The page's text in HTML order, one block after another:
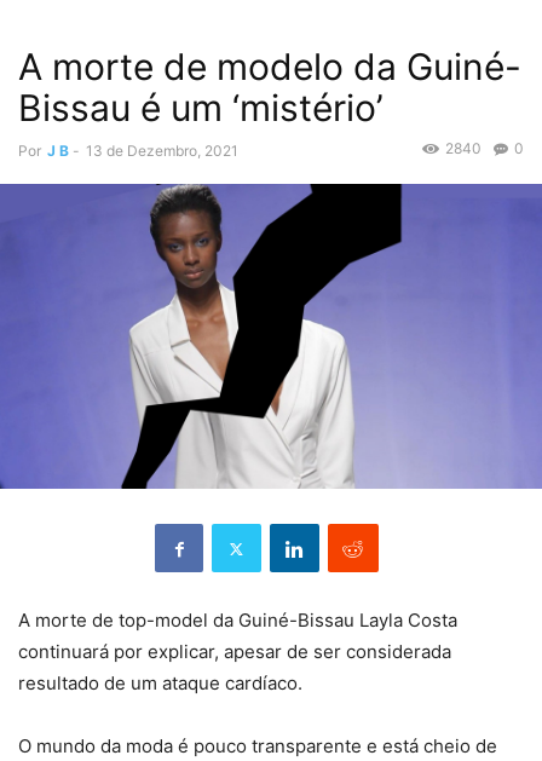
A morte de modelo da Guiné-
Bissau é um ‘mistério’
Por J B - 13 de Dezembro, 2021 0
2840
A morte de top-model da Guiné-Bissau Layla Costa
continuará por explicar, apesar de ser considerada
resultado de um ataque cardíaco.
O mundo da moda é pouco transparente e está cheio de